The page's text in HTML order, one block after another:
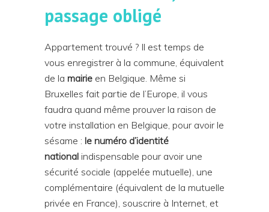
passage obligé
Appartement trouvé ? Il est temps de
vous enregistrer à la commune, équivalent
de la mairie en Belgique. Même si
Bruxelles fait partie de l’Europe, il vous
faudra quand même prouver la raison de
votre installation en Belgique, pour avoir le
sésame : le numéro d’identité
national indispensable pour avoir une
sécurité sociale (appelée mutuelle), une
complémentaire (équivalent de la mutuelle
privée en France), souscrire à Internet, et